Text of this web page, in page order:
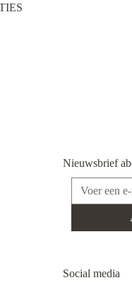
Nieuwsbrief
E-mailadres*
Social media